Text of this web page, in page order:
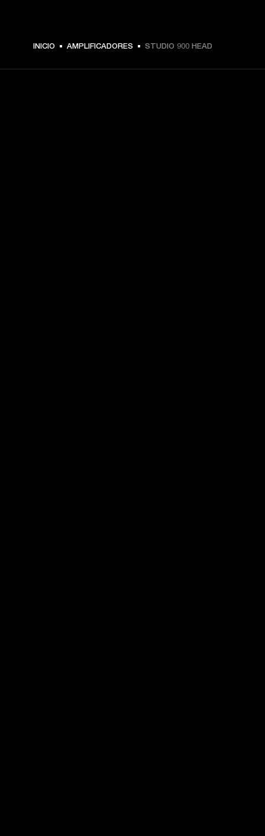
INICIO AMPLIFICADORES STUDIO 900 HEAD